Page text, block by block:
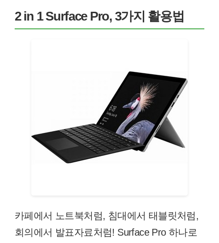
2 in 1 Surface Pro, 3가지 활용법
카페에서 노트북처럼, 침대에서 태블릿처럼,
회의에서 발표자료처럼! Surface Pro 하나로